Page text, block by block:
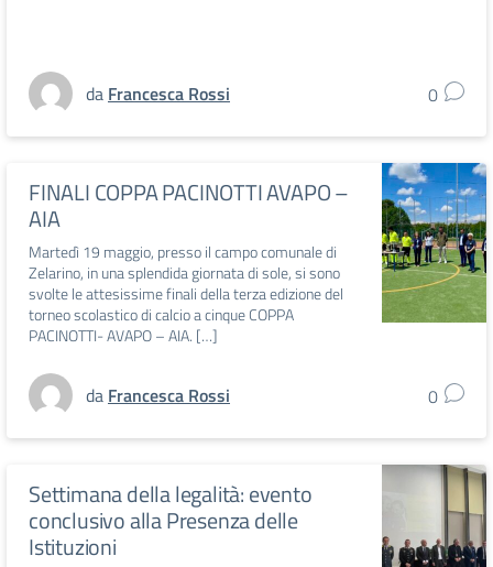
da Francesca Rossi 0
FINALI COPPA PACINOTTI AVAPO –
AIA
Martedì 19 maggio, presso il campo comunale di
Zelarino, in una splendida giornata di sole, si sono
svolte le attesissime finali della terza edizione del
torneo scolastico di calcio a cinque COPPA
PACINOTTI- AVAPO – AIA. […]
da Francesca Rossi 0
Settimana della legalità: evento
conclusivo alla Presenza delle
Istituzioni